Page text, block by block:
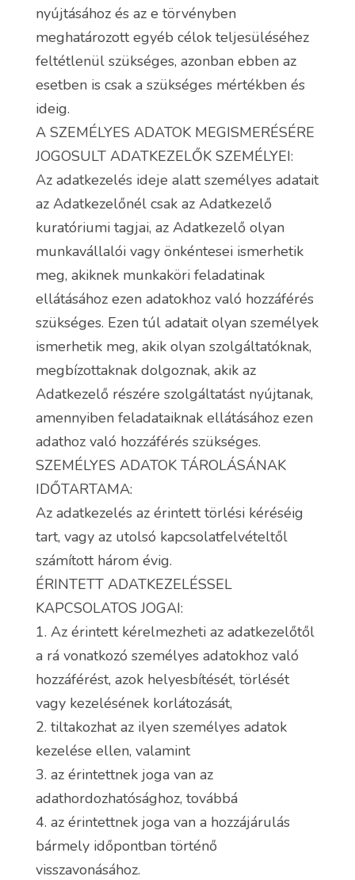
nyújtásához és az e törvényben
meghatározott egyéb célok teljesüléséhez
feltétlenül szükséges, azonban ebben az
esetben is csak a szükséges mértékben és
ideig.
A SZEMÉLYES ADATOK MEGISMERÉSÉRE
JOGOSULT ADATKEZELŐK SZEMÉLYEI:
Az adatkezelés ideje alatt személyes adatait
az Adatkezelőnél csak az Adatkezelő
kuratóriumi tagjai, az Adatkezelő olyan
munkavállalói vagy önkéntesei ismerhetik
meg, akiknek munkaköri feladatinak
ellátásához ezen adatokhoz való hozzáférés
szükséges. Ezen túl adatait olyan személyek
ismerhetik meg, akik olyan szolgáltatóknak,
megbízottaknak dolgoznak, akik az
Adatkezelő részére szolgáltatást nyújtanak,
amennyiben feladataiknak ellátásához ezen
adathoz való hozzáférés szükséges.
SZEMÉLYES ADATOK TÁROLÁSÁNAK
IDŐTARTAMA:
Az adatkezelés az érintett törlési kéréséig
tart, vagy az utolsó kapcsolatfelvételtől
számított három évig.
ÉRINTETT ADATKEZELÉSSEL
KAPCSOLATOS JOGAI:
1. Az érintett kérelmezheti az adatkezelőtől
a rá vonatkozó személyes adatokhoz való
hozzáférést, azok helyesbítését, törlését
vagy kezelésének korlátozását,
2. tiltakozhat az ilyen személyes adatok
kezelése ellen, valamint
3. az érintettnek joga van az
adathordozhatósághoz, továbbá
4. az érintettnek joga van a hozzájárulás
bármely időpontban történő
visszavonásához.